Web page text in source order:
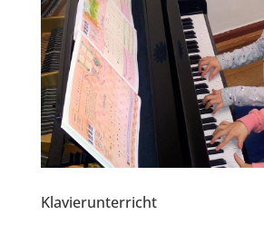
Klavierunterricht